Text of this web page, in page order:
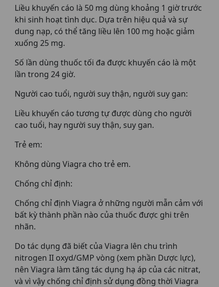
Liều khuyến cáo là 50 mg dùng khoảng 1 giờ trước
khi sinh hoạt tình dục. Dựa trên hiệu quả và sự
dung nạp, có thể tăng liều lên 100 mg hoặc giảm
xuống 25 mg.
Số lần dùng thuốc tối đa được khuyến cáo là một
lần trong 24 giờ.
Người cao tuổi, người suy thận, người suy gan:
Liều khuyến cáo tương tự được dùng cho người
cao tuổi, hay người suy thận, suy gan.
Trẻ em:
Không dùng Viagra cho trẻ em.
Chống chỉ định:
Chống chỉ định Viagra ở những người mẫn cảm với
bất kỳ thành phần nào của thuốc được ghi trên
nhãn.
Do tác dụng đã biết của Viagra lên chu trình
nitrogen II oxyd/GMP vòng (xem phần Dược lực),
nên Viagra làm tăng tác dụng hạ áp của các nitrat,
và vì vậy chống chỉ định sử dụng đồng thời Viagra